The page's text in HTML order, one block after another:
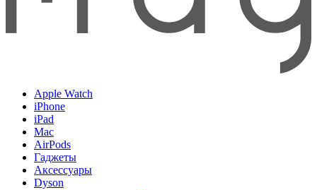
Apple Watch
iPhone
iPad
Mac
AirPods
Гаджеты
Аксессуары
Dyson